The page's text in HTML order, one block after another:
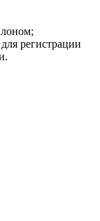
регистрации